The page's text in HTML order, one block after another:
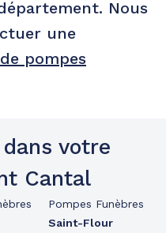
Nous
une
pompes
votre
Cantal
Pompes Funèbres
Saint-Flour